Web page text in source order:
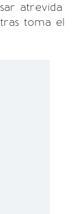
atrevida
toma el